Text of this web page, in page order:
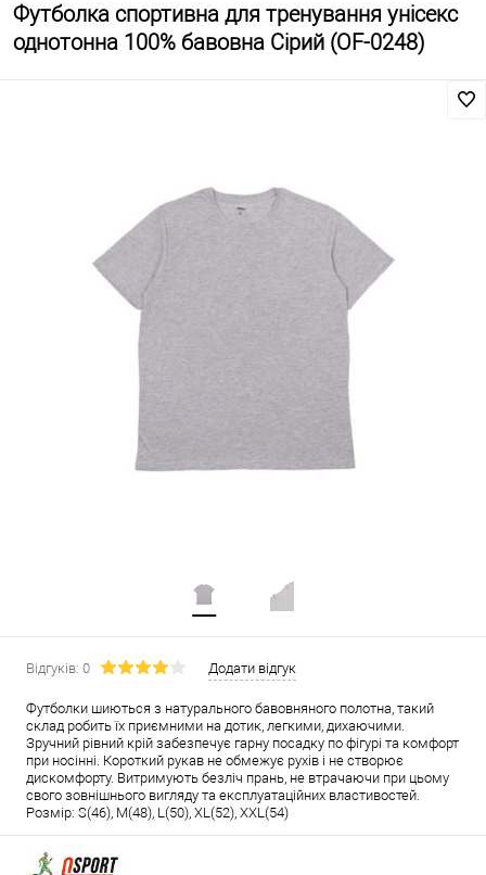
Футболка спортивна для тренування унісекс
однотонна 100% бавовна Сірий (OF-0248)
Відгуків: 0 Додати відгук
Футболки шиються з натурального бавовняного полотна, такий
склад робить їх приємними на дотик, легкими, дихаючими.
Зручний рівний крій забезпечує гарну посадку по фігурі та комфорт
при носінні. Короткий рукав не обмежує рухів і не створює
дискомфорту. Витримують безліч прань, не втрачаючи при цьому
свого зовнішнього вигляду та експлуатаційних властивостей.
Розмір: S(46), M(48), L(50), XL(52), XXL(54)